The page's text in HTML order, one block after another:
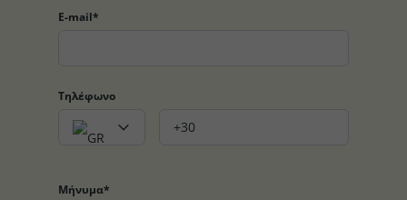
E-mail*
Τηλέφωνο
Μήνυμα*